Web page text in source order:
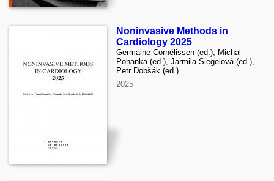
Noninvasive Methods in
Cardiology 2025
Germaine Cornélissen (ed.), Michal
Pohanka (ed.), Jarmila Siegelová (ed.),
Petr Dobšák (ed.)
2025